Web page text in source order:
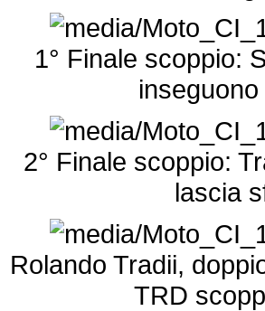
1° Finale scoppio:
2° Finale scoppio:
lascia
Rolando Tradii,
TRD